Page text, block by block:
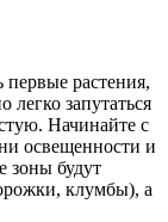
первые растения,
легко запутаться
Начинайте с
освещенности и
зоны будут
клумбы), а